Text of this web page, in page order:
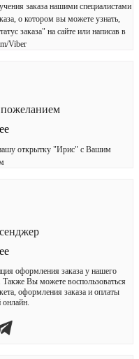
заказа нашими специалистами
о котором вы можете узнать,
заказа" на сайте или написав в
Viber
открытку "Ирис" с Вашим
оформления заказа у нашего
Вы можете воспользоваться
оформления заказа и оплаты
онлайн.